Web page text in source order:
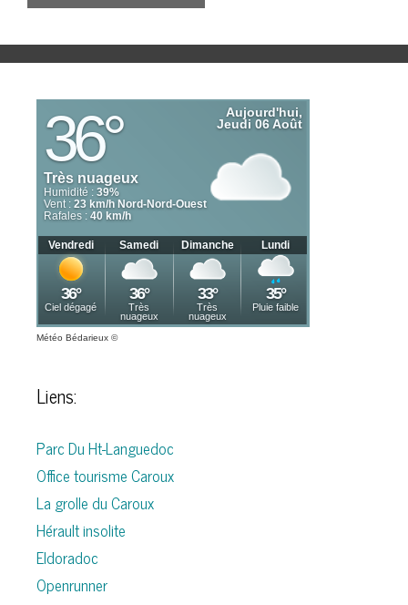
Météo Bédarieux ©
Liens:
Parc Du Ht-Languedoc
Office tourisme Caroux
La grolle du Caroux
Hérault insolite
Eldoradoc
Openrunner